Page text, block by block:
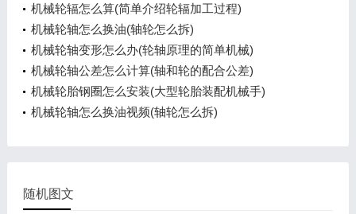
机械轮辐怎么算(简单介绍轮辐加工过程)
机械轮轴怎么换油(轴轮怎么拆)
机械轮轴变形怎么办(轮轴原理的简单机械)
机械轮轴公差怎么计算(轴和轮的配合公差)
机械轮胎钢圈怎么安装(大型轮胎装配机械手)
机械轮轴怎么换油视频(轴轮怎么拆)
随机图文